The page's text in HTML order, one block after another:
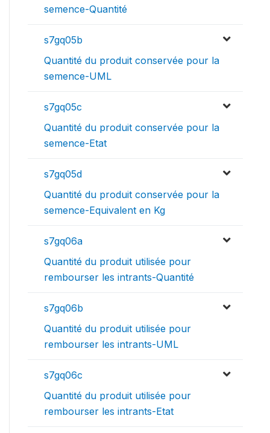
semence-Quantité
s7gq05b
Quantité du produit conservée pour la
semence-UML
s7gq05c
Quantité du produit conservée pour la
semence-Etat
s7gq05d
Quantité du produit conservée pour la
semence-Equivalent en Kg
s7gq06a
Quantité du produit utilisée pour
rembourser les intrants-Quantité
s7gq06b
Quantité du produit utilisée pour
rembourser les intrants-UML
s7gq06c
Quantité du produit utilisée pour
rembourser les intrants-Etat